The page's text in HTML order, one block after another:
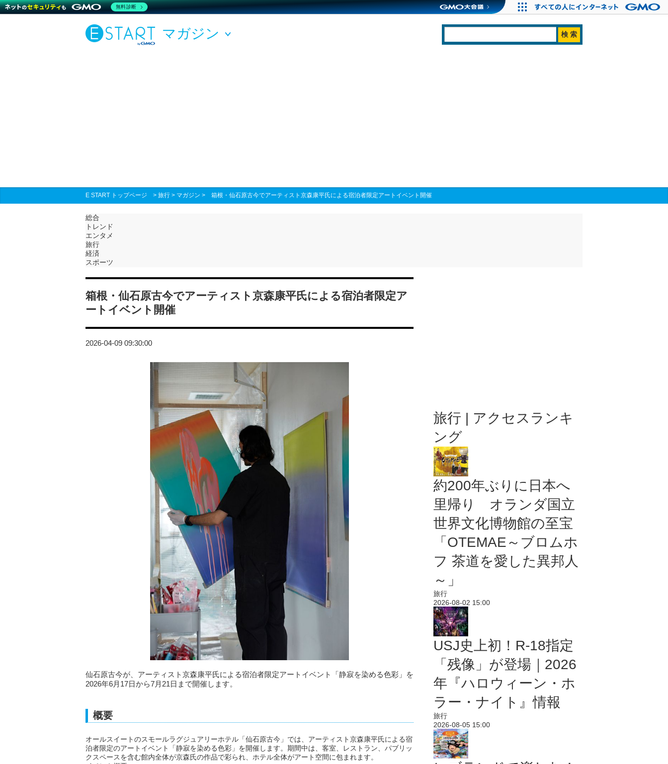
マガジン
E START トップページ > 旅行 > マガジン > 箱根・仙石原古今でアーティスト京森康平氏による宿泊者限定アートイベント開催
総合
トレンド
エンタメ
旅行
経済
スポーツ
箱根・仙石原古今でアーティスト京森康平氏による宿泊者限定ア
ートイベント開催
2026-04-09 09:30:00
仙石原古今が、アーティスト京森康平氏による宿泊者限定アートイベント「静寂を染める色彩」を
2026年6月17日から7月21日まで開催します。
概要
オールスイートのスモールラグジュアリーホテル「仙石原古今」では、アーティスト京森康平氏による宿
泊者限定のアートイベント「静寂を染める色彩」を開催します。期間中は、客室、レストラン、パブリッ
クスペースを含む館内全体が京森氏の作品で彩られ、ホテル全体がアート空間に包まれます。
旅行 | アクセスランキ
ング
約200年ぶりに日本へ
里帰り オランダ国立
世界文化博物館の至宝
「OTEMAE～ブロムホ
フ 茶道を愛した異邦人
～」
旅行
2026-08-02 15:00
USJ史上初！R-18指定
「残像」が登場｜2026
年『ハロウィーン・ホ
ラー・ナイト』情報
旅行
2026-08-05 15:00
無料診断